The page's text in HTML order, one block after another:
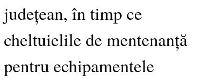
județean, în timp ce
cheltuielile de mentenanță
pentru echipamentele